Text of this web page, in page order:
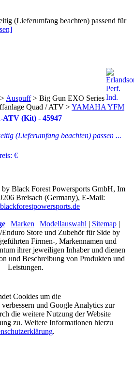
(Lieferumfang beachten) passend für
ATV (Kit) - 45947
(Lieferumfang beachten) passen ...
€
> Auspuff > Big Gun EXO Series
Quad / ATV >YAMAHA YFM
Black Forest Powersports GmbH, Im
Breisach (Germany), E-Mail:
| Marken | Modellauswahl | Sitemap |
Store und Zubehör für Side by
Firmen-, Markennamen und
ihrer jeweiligen Inhaber und dienen
und Beschreibung von Produkten und
Leistungen.
Cookies um die
und Google Analytics zur
die weitere Nutzung der Website
zu. Weitere Informationen hierzu
.